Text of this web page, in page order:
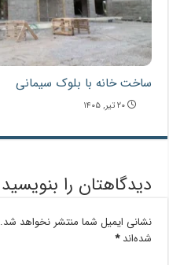
ساخت خانه با بلوک سیمانی
۲۰ تیر, ۱۴۰۵
دیدگاهتان را بنویسید
نشانی ایمیل شما منتشر نخواهد شد.
شده‌اند*